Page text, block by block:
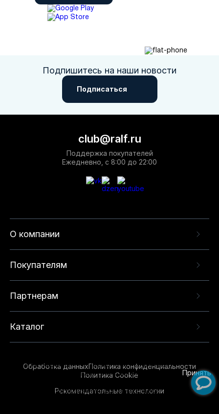
Подпишитесь на наши новости
Подписаться
О компании
Покупателям
Партнерам
Каталог
club@ralf.ru
Поддержка покупателей
Ежедневно, с 8:00 до 22:00
Обработка данныхПолитика конфиденциальности
Политика Cookie
Рекомендательные технологии
опыта на нашем сайте. Продолжая использовать
данный сайт, вы соглашаетесь с использованием
технологий. Для получения дополнительной
Принять